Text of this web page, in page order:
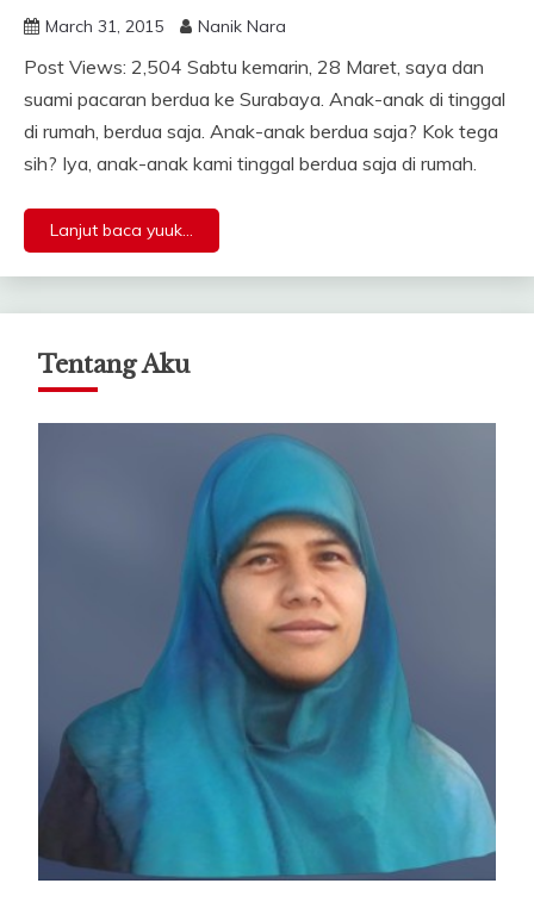
March 31, 2015 Nanik Nara
Post Views: 2,504 Sabtu kemarin, 28 Maret, saya dan
suami pacaran berdua ke Surabaya. Anak-anak di tinggal
di rumah, berdua saja. Anak-anak berdua saja? Kok tega
sih? Iya, anak-anak kami tinggal berdua saja di rumah.
Lanjut baca yuuk...
Tentang Aku